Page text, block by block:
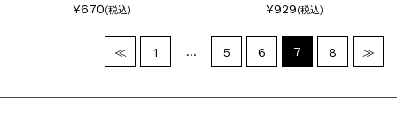
¥670(税込) ¥929(税込)
≪ 1 … 5 6 7 8 ≫